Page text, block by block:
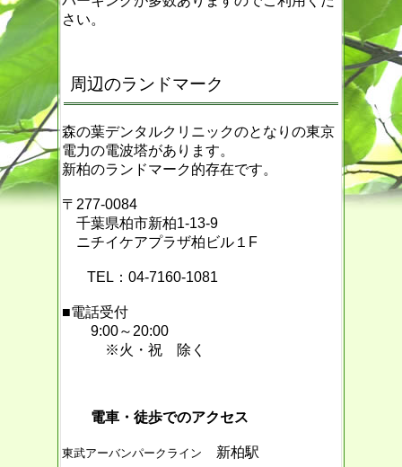
さい。
周辺のランドマーク
森の葉デンタルクリニックのとなりの東京
電力の電波塔があります。
新柏のランドマーク的存在です。
〒277-0084
千葉県柏市新柏1-13-9
ニチイケアプラザ柏ビル１F
TEL：04-7160-1081
■電話受付
9:00～20:00
※火・祝 除く
電車・徒歩でのアクセス
東武アーバンパークライン 新柏駅